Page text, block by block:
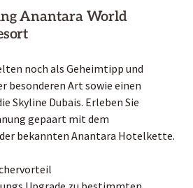
Anantara World
noch als Geheimtipp und
besonderen Art sowie einen
Skyline Dubais. Erleben Sie
gepaart mit dem
bekannten Anantara Hotelkette.